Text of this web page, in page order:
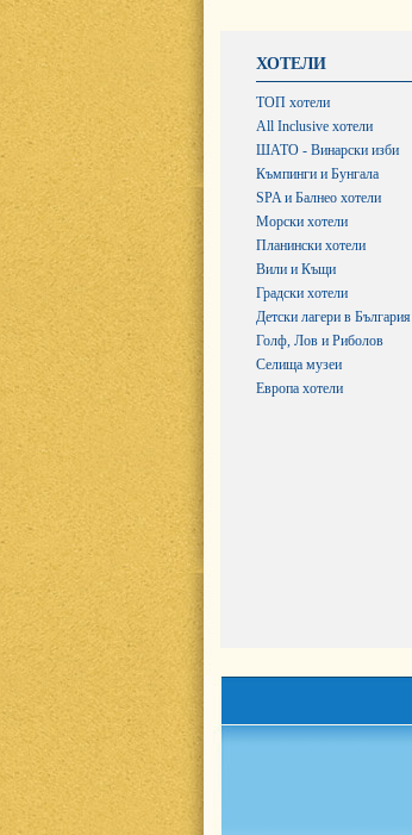
ХОТЕЛИ
ТОП хотели
All Inclusive хотели
ШАТО - Винарски изби
Къмпинги и Бунгала
SPA и Балнео хотели
Морски хотели
Планински хотели
Вили и Къщи
Градски хотели
Детски лагери в България
Голф, Лов и Риболов
Селища музеи
Европа хотели